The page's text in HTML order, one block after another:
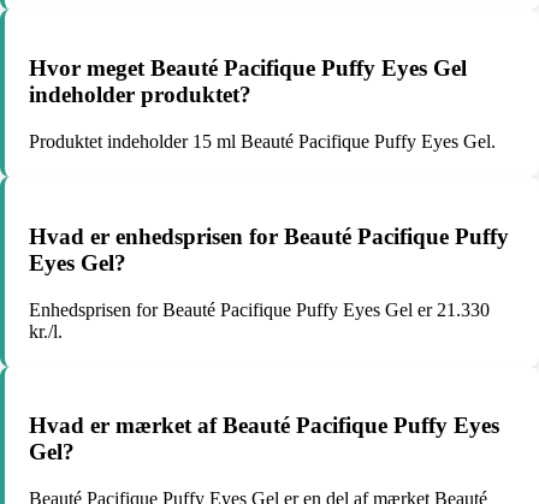
Hvor meget Beauté Pacifique Puffy Eyes Gel
indeholder produktet?
Produktet indeholder 15 ml Beauté Pacifique Puffy Eyes Gel.
Hvad er enhedsprisen for Beauté Pacifique Puffy
Eyes Gel?
Enhedsprisen for Beauté Pacifique Puffy Eyes Gel er 21.330
kr./l.
Hvad er mærket af Beauté Pacifique Puffy Eyes
Gel?
Beauté Pacifique Puffy Eyes Gel er en del af mærket Beauté